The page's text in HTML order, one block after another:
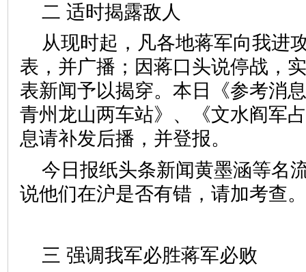
二 适时揭露敌人
从现时起，凡各地蒋军向我进
表，并广播；因蒋口头说停战，
表新闻予以揭穿。本日《参考消
青州龙山两车站》、《文水阎军
息请补发后播，并登报。
今日报纸头条新闻黄墨涵等名
说他们在沪是否有错，请加考查。
三 强调我军必胜蒋军必败